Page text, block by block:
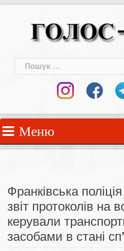
Пошук:
Меню
Франківська
звіт протоколів на
керували
засобами в стані